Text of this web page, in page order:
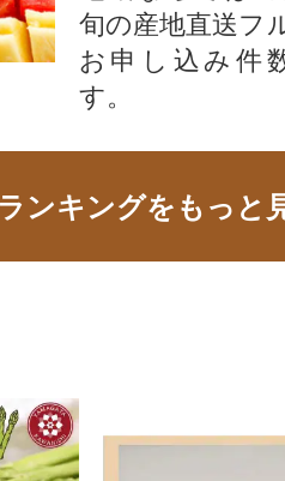
旬の産地直送フ
お申し込み件
す。
ンキングをもっと